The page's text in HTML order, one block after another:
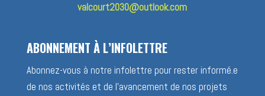
valcourt2030@outlook.com
ABONNEMENT À L’INFOLETTRE
Abonnez-vous à notre infolettre pour rester informé.e
de nos activités et de l’avancement de nos projets